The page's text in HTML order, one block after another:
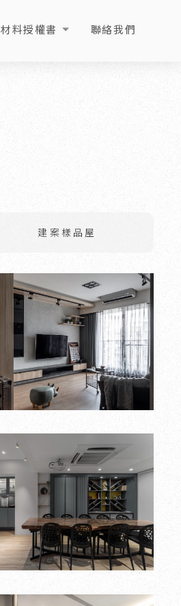
材料授權書 聯絡我們
建案樣品屋